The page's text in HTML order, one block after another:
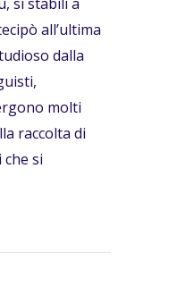
all’ultima
dalla
molti
raccolta di
si